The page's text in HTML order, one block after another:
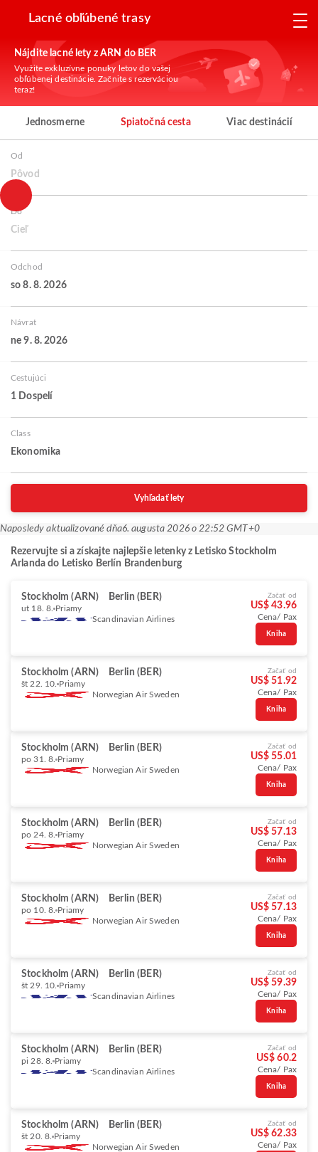
Lacné obľúbené trasy
Nájdite lacné lety z ARN do BER
Využite exkluzívne ponuky letov do vašej
obľúbenej destinácie. Začnite s rezerváciou
teraz!
Jednosmerne Spiatočná cesta Viac destinácií
Od
Pôvod
Do
Cieľ
Odchod
so 8. 8. 2026
Návrat
ne 9. 8. 2026
Cestujúci
1 Dospelí
Class
Ekonomika
Vyhľadať lety
Naposledy aktualizované dňa6. augusta 2026 o 22:52 GMT+0
Rezervujte si a získajte najlepšie letenky z Letisko Stockholm
Arlanda do Letisko Berlín Brandenburg
Stockholm (ARN) Berlin (BER)
ut 18. 8. Priamy
Scandinavian Airlines
Začať od
US$ 43.96
Cena/ Pax
Kniha
Stockholm (ARN) Berlin (BER)
št 22. 10. Priamy
Norwegian Air Sweden
Začať od
US$ 51.92
Cena/ Pax
Kniha
Stockholm (ARN) Berlin (BER)
po 31. 8. Priamy
Norwegian Air Sweden
Začať od
US$ 55.01
Cena/ Pax
Kniha
Stockholm (ARN) Berlin (BER)
po 24. 8. Priamy
Norwegian Air Sweden
Začať od
US$ 57.13
Cena/ Pax
Kniha
Stockholm (ARN) Berlin (BER)
po 10. 8. Priamy
Norwegian Air Sweden
Začať od
US$ 57.13
Cena/ Pax
Kniha
Stockholm (ARN) Berlin (BER)
št 29. 10. Priamy
Scandinavian Airlines
Začať od
US$ 59.39
Cena/ Pax
Kniha
Stockholm (ARN) Berlin (BER)
pi 28. 8. Priamy
Scandinavian Airlines
Začať od
US$ 60.2
Cena/ Pax
Kniha
Stockholm (ARN) Berlin (BER)
št 20. 8. Priamy
Norwegian Air Sweden
Začať od
US$ 62.33
Cena/ Pax